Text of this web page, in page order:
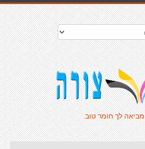
מביאה לך חומר טוב.